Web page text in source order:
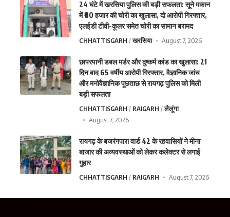
24 घंटे में खरसिया पुलिस की बड़ी सफलता: सूने मकान
में ₹80 हजार की चोरी का खुलासा, दो आरोपी गिरफ्तार,
एलईडी टीवी-कूलर समेत चोरी का सामान बरामद
CHHATTISGARH खरसिया August 7, 2026
छापरपानी डबल मर्डर और दुष्कर्म कांड का खुलासा: 21
दिन बाद 65 वर्षीय आरोपी गिरफ्तार, वैज्ञानिक जांच
और मनोवैज्ञानिक पूछताछ से रायगढ़ पुलिस को मिली
बड़ी सफलता
CHHATTISGARH RAIGARH
लैलूंगा
August 7, 2026
रायगढ़ के बजरंगपारा वार्ड 42 के रहवासियों ने मीना
बाजार की अव्यवस्थाओं को लेकर कलेक्टर से लगाई
गुहार
CHHATTISGARH RAIGARH August 7, 2026